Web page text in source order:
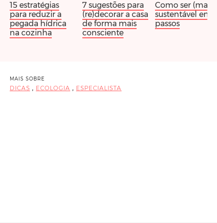
15 estratégias
para reduzir a
pegada hídrica
na cozinha
7 sugestões para
(re)decorar a casa
de forma mais
consciente
Como ser (mais)
sustentável em
passos
MAIS SOBRE
DICAS , ECOLOGIA , ESPECIALISTA